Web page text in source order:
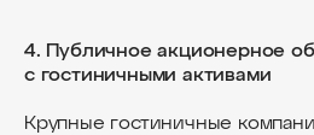
4. Публичное акционерное
с гостиничными активами
Крупные гостиничные